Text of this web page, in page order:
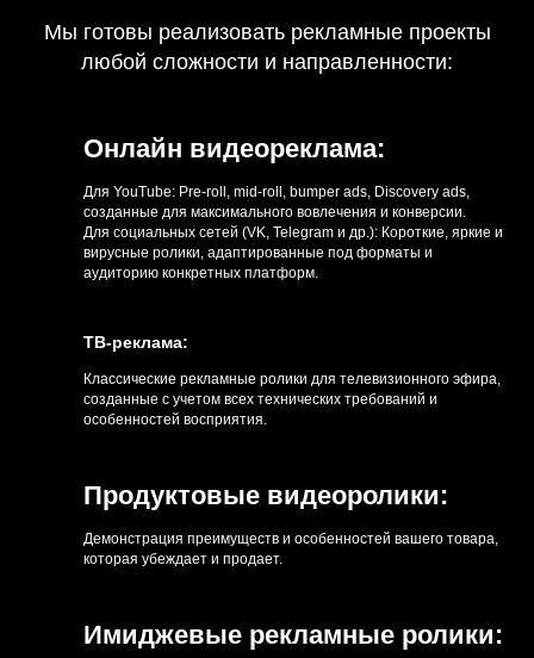
Мы готовы реализовать рекламные проекты
любой сложности и направленности:
Онлайн видеореклама:
Для YouTube: Pre-roll, mid-roll, bumper ads, Discovery ads,
созданные для максимального вовлечения и конверсии.
Для социальных сетей (VK, Telegram и др.): Короткие, яркие и
вирусные ролики, адаптированные под форматы и
аудиторию конкретных платформ.
ТВ-реклама:
Классические рекламные ролики для телевизионного эфира,
созданные с учетом всех технических требований и
особенностей восприятия.
Продуктовые видеоролики:
Демонстрация преимуществ и особенностей вашего товара,
которая убеждает и продает.
Имиджевые рекламные ролики: